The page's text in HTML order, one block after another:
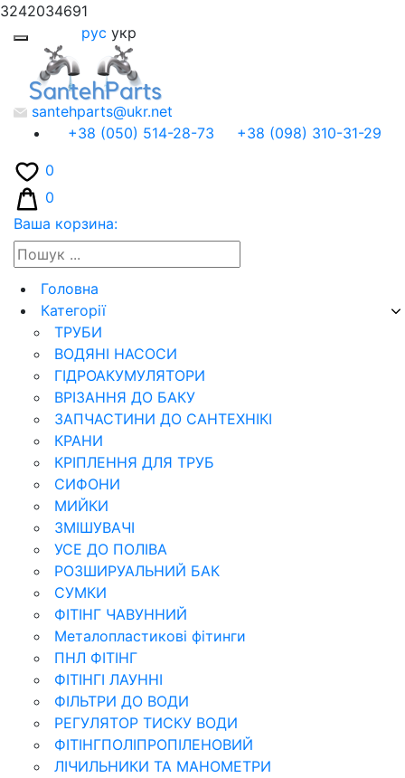
3242034691
рус укр
santehparts@ukr.net
+38 (050) 514-28-73
+38 (098) 310-31-29
0
0
Ваша корзина:
Головна
Категорії
ТРУБИ
ВОДЯНІ НАСОСИ
ГІДРОАКУМУЛЯТОРИ
ВРІЗАННЯ ДО БАКУ
ЗАПЧАСТИНИ ДО САНТЕХНІКІ
КРАНИ
КРІПЛЕННЯ ДЛЯ ТРУБ
СИФОНИ
МИЙКИ
ЗМІШУВАЧІ
УСЕ ДО ПОЛІВА
РОЗШИРУАЛЬНИЙ БАК
СУМКИ
ФІТІНГ ЧАВУННИЙ
Металопластикові фітинги
ПНЛ ФІТІНГ
ФІТІНГІ ЛАУННІ
ФІЛЬТРИ ДО ВОДИ
РЕГУЛЯТОР ТИСКУ ВОДИ
ФІТІНГПОЛІПРОПІЛЕНОВИЙ
ЛІЧИЛЬНИКИ ТА МАНОМЕТРИ